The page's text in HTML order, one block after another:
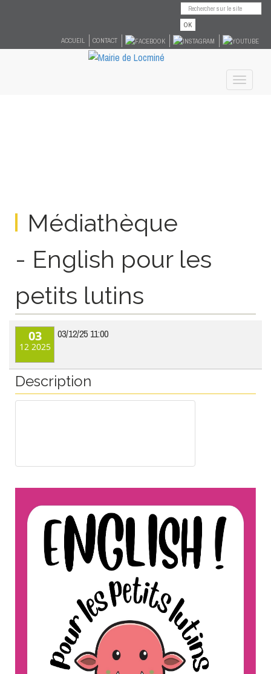
OK
ACCUEIL
CONTACT
Toggle
Médiathèque
- English pour les
petits lutins
03
12 2025
03/12/25 11:00
Description